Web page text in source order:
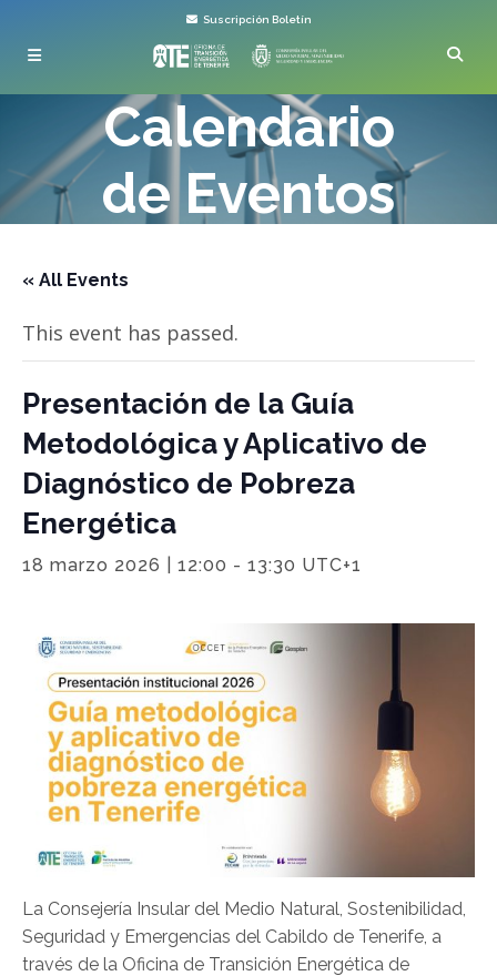
Suscripción Boletín
Calendario
de Eventos
« All Events
This event has passed.
Presentación de la Guía
Metodológica y Aplicativo de
Diagnóstico de Pobreza
Energética
18 marzo 2026 | 12:00 - 13:30 UTC+1
La Consejería Insular del Medio Natural, Sostenibilidad,
Seguridad y Emergencias del Cabildo de Tenerife, a
través de la Oficina de Transición Energética de